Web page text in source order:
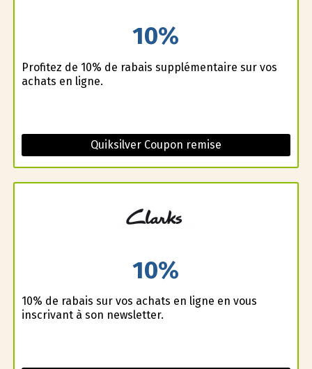
10%
Profitez de 10% de rabais supplémentaire sur vos
achats en ligne.
Quiksilver Coupon remise
10%
10% de rabais sur vos achats en ligne en vous
inscrivant à son newsletter.